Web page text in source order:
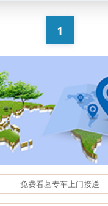
1
免费看墓专车上门接送